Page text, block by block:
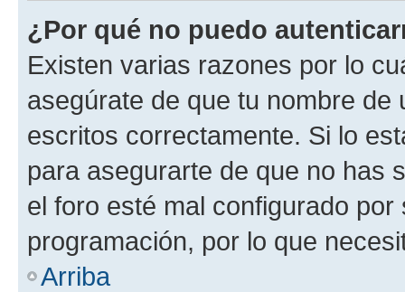
¿Por qué no puedo
Existen varias razones por lo
asegúrate de que tu nombre
escritos correctamente. Si lo
para asegurarte de que no has
el foro esté mal configurado
programación, por lo que
Arriba